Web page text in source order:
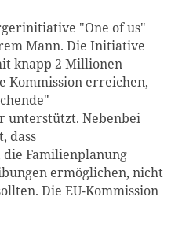
"One of us"
Mann. Die Initiative
knapp 2 Millionen
Kommission erreichen,
unterstützt. Nebenbei
dass
Familienplanung
ermöglichen, nicht
Die EU-Kommission